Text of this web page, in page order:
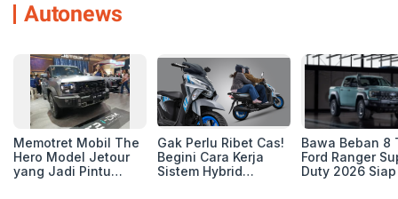
Autonews
Memotret Mobil The
Hero Model Jetour
yang Jadi Pintu
Gak Perlu Ribet Cas!
Begini Cara Kerja
Sistem Hybrid
Bawa Beban 8
Ford Ranger
Duty 2026